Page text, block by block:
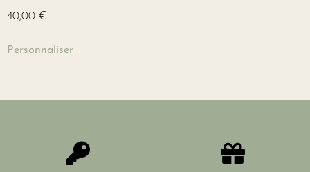
40,00 €
Personnaliser